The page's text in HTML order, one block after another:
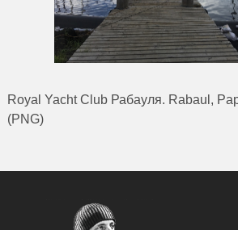
Royal Yacht Club Рабауля. Rabaul,
(PNG)